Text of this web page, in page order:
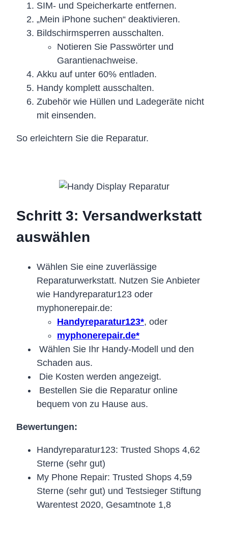
SIM- und Speicherkarte entfernen.
„Mein iPhone suchen“ deaktivieren.
Bildschirmsperren ausschalten.
Notieren Sie Passwörter und
Garantienachweise.
Akku auf unter 60% entladen.
Handy komplett ausschalten.
Zubehör wie Hüllen und Ladegeräte nicht
mit einsenden.
So erleichtern Sie die Reparatur.
Schritt 3: Versandwerkstatt
auswählen
Wählen Sie eine zuverlässige
Reparaturwerkstatt. Nutzen Sie Anbieter
wie Handyreparatur123 oder
myphonerepair.de:
Handyreparatur123*, oder
myphonerepair.de*
Wählen Sie Ihr Handy-Modell und den
Schaden aus.
Die Kosten werden angezeigt.
Bestellen Sie die Reparatur online
bequem von zu Hause aus.
Bewertungen:
Handyreparatur123: Trusted Shops 4,62
Sterne (sehr gut)
My Phone Repair: Trusted Shops 4,59
Sterne (sehr gut) und Testsieger Stiftung
Warentest 2020, Gesamtnote 1,8